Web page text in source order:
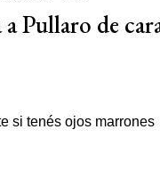
Pullaro de